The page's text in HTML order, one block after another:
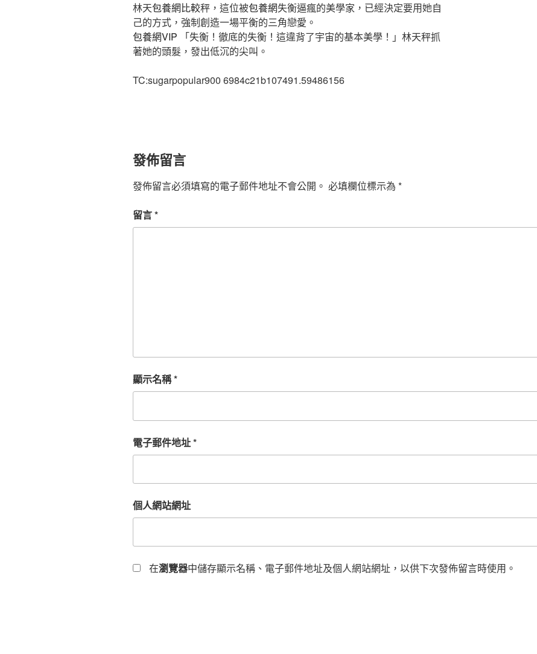
林天包養網比較秤，這位被包養網失衡逼瘋的美學家，已經決定要用她自
己的方式，強制創造一場平衡的三角戀愛。
包養網VIP 「失衡！徹底的失衡！這違背了宇宙的基本美學！」林天秤抓
著她的頭髮，發出低沉的尖叫。
TC:sugarpopular900 6984c21b107491.59486156
發佈留言
發佈留言必須填寫的電子郵件地址不會公開。 必填欄位標示為 *
留言*
顯示名稱*
電子郵件地址*
個人網站網址
在瀏覽器中儲存顯示名稱、電子郵件地址及個人網站網址，以供下次發佈留言時使用。